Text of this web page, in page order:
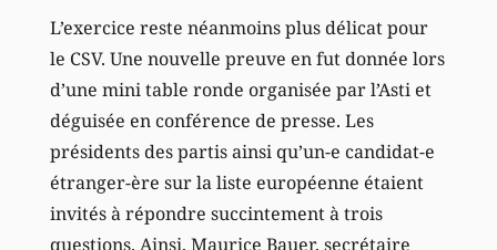
L’exercice reste néanmoins plus délicat pour
le CSV. Une nouvelle preuve en fut donnée lors
d’une mini table ronde organisée par l’Asti et
déguisée en conférence de presse. Les
présidents des partis ainsi qu’un-e candidat-e
étranger-ère sur la liste européenne étaient
invités à répondre succintement à trois
questions. Ainsi, Maurice Bauer, secrétaire